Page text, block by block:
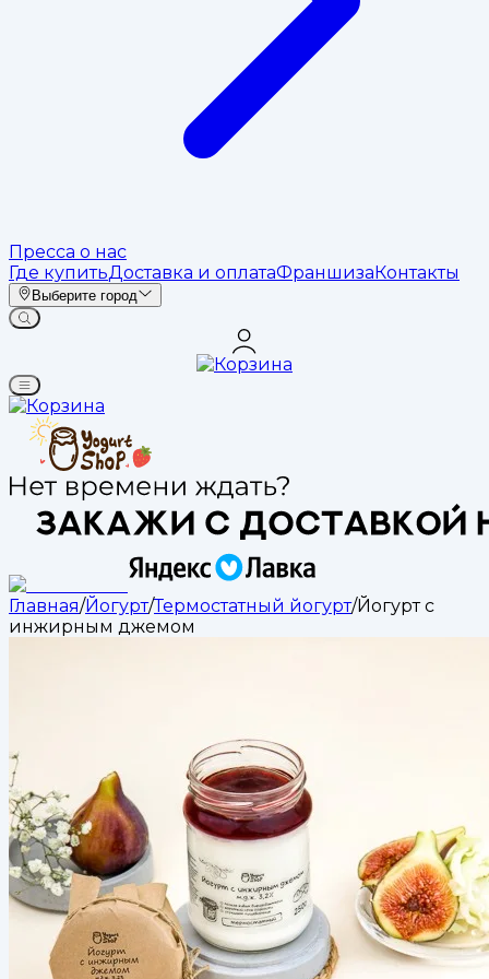
Пресса о нас
Где купитьДоставка и оплатаФраншизаКонтакты
Выберите город
Главная/Йогурт/Термостатный йогурт/Йогурт с
инжирным джемом